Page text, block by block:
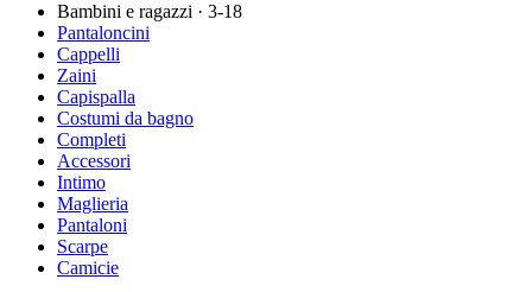
Bambini e ragazzi · 3-18
Pantaloncini
Cappelli
Zaini
Capispalla
Costumi da bagno
Completi
Accessori
Intimo
Maglieria
Pantaloni
Scarpe
Camicie